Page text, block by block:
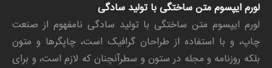
لورم ایپسوم متن ساختگی با تولید سادگی
لورم ایپسوم متن ساختگی با تولید سادگی نامفهوم از صنعت
چاپ، و با استفاده از طراحان گرافیک است، چاپگرها و متون
بلکه روزنامه و مجله در ستون و سطرآنچنان که لازم است، و برای